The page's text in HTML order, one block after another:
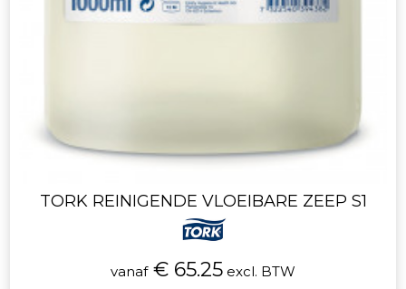
TORK REINIGENDE VLOEIBARE ZEEP S1
vanaf€ 65.25 excl. BTW